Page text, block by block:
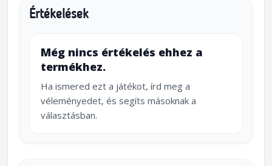
Értékelések
Még nincs értékelés ehhez a
termékhez.
Ha ismered ezt a játékot, írd meg a
véleményedet, és segíts másoknak a
választásban.